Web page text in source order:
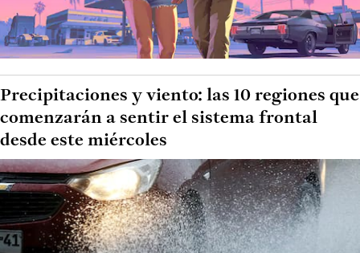
Precipitaciones y viento: las 10 regiones que
comenzarán a sentir el sistema frontal
desde este miércoles